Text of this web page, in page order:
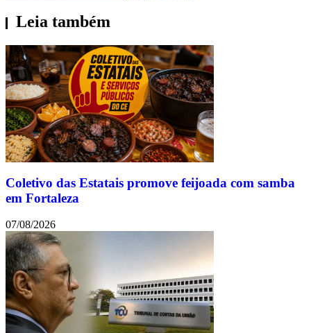
Leia também
Coletivo das Estatais promove feijoada com samba
em Fortaleza
07/08/2026